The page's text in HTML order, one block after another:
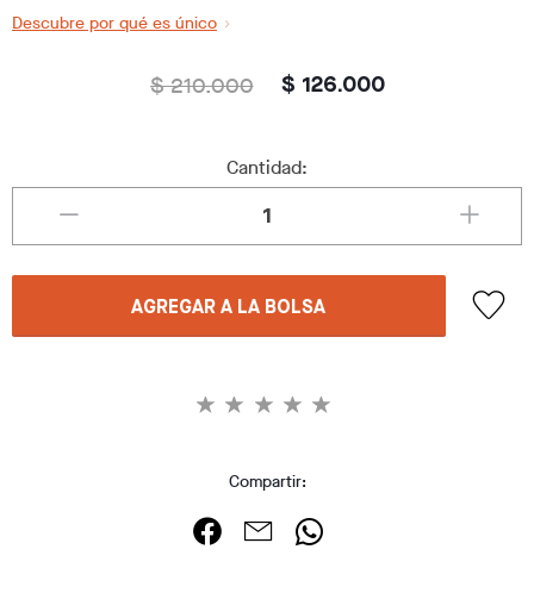
Descubre por qué es único
$ 210.000 $ 126.000
Cantidad:
AGREGAR A LA BOLSA
Compartir: